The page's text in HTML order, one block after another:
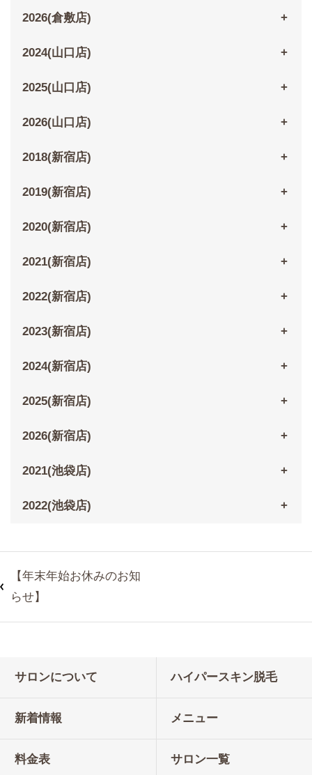
2026(倉敷店)
2024(山口店)
2025(山口店)
2026(山口店)
2018(新宿店)
2019(新宿店)
2020(新宿店)
2021(新宿店)
2022(新宿店)
2023(新宿店)
2024(新宿店)
2025(新宿店)
2026(新宿店)
2021(池袋店)
2022(池袋店)
【年末年始お休みのお知
らせ】
サロンについて ハイパースキン脱毛
新着情報 メニュー
料金表 サロン一覧